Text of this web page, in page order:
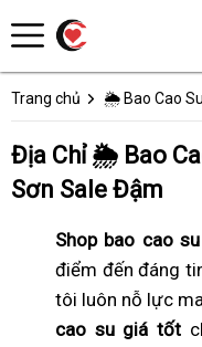
Trang chủ 🌦️ Bao Cao
Địa Chỉ 🌦️ Bao
Sơn Sale Đậm
Shop bao cao su
điểm đến đáng
tôi luôn nỗ lực
cao su giá tốt